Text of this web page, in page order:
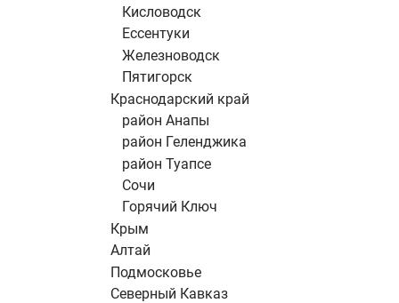
Кисловодск
Ессентуки
Железноводск
Пятигорск
Краснодарский край
район Анапы
район Геленджика
район Туапсе
Сочи
Горячий Ключ
Крым
Алтай
Подмосковье
Северный Кавказ